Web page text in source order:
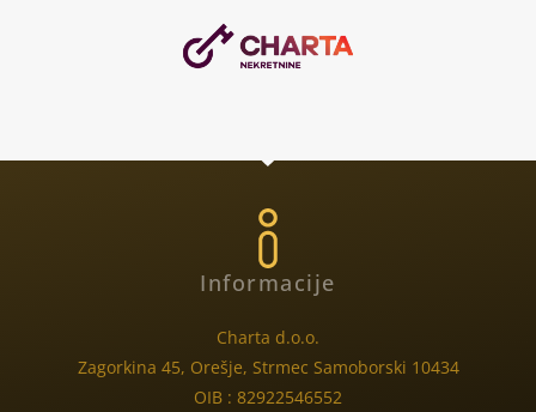
Informacije
Charta d.o.o.
Zagorkina 45, Orešje, Strmec Samoborski 10434
OIB : 82922546552